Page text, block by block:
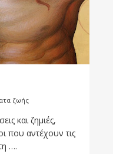
ζωής
και ζημιές,
που αντέχουν τις
….